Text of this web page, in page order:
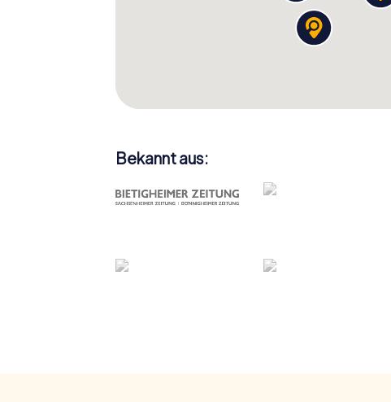
Bekannt aus: